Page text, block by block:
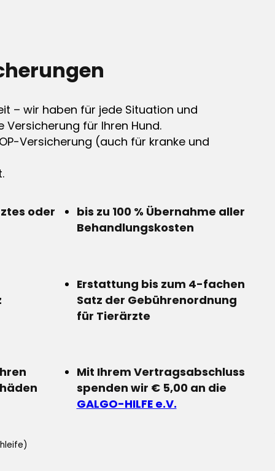
– wir haben für jede Situation und
Versicherung für Ihren Hund.
Versicherung (auch für kranke und
oder
bis zu 100 % Übernahme aller
Behandlungskosten
Erstattung bis zum 4-fachen
Satz der Gebührenordnung
für Tierärzte
Mit Ihrem Vertragsabschluss
spenden wir € 5,00 an die
GALGO-HILFE e.V.